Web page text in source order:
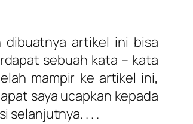
dibuatnya artikel ini bisa
sebuah kata – kata
mampir ke artikel ini,
saya ucapkan kepada
selanjutnya. . . .